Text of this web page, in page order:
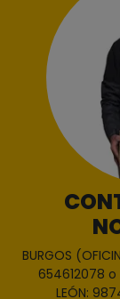
BURGOS
654612078
LEÓN: